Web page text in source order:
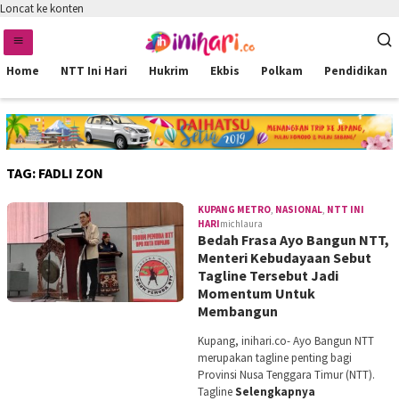
Loncat ke konten
Home NTT Ini Hari Hukrim Ekbis Polkam Pendidikan
TAG: FADLI ZON
KUPANG METRO, NASIONAL, NTT INI
HARImichlaura
Bedah Frasa Ayo Bangun NTT,
Menteri Kebudayaan Sebut
Tagline Tersebut Jadi
Momentum Untuk
Membangun
Kupang, inihari.co- Ayo Bangun NTT
merupakan tagline penting bagi
Provinsi Nusa Tenggara Timur (NTT).
TaglineSelengkapnya